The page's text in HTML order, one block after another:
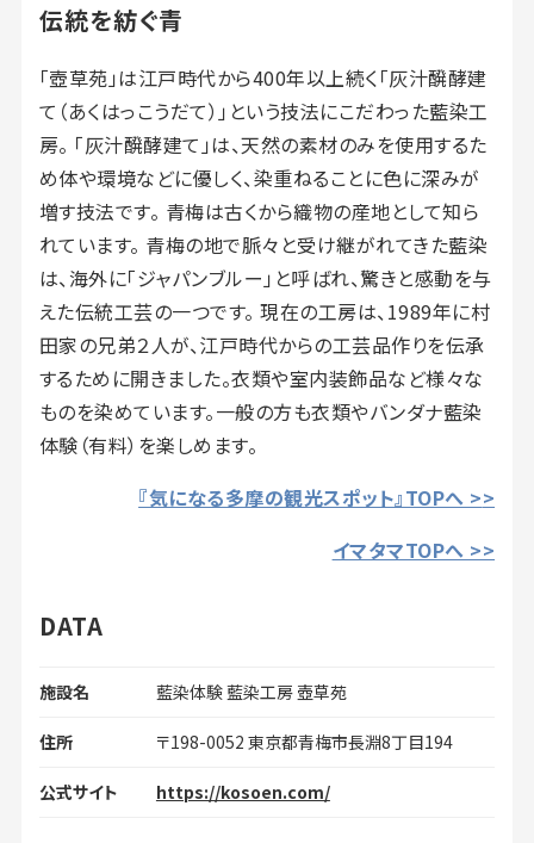
伝統を紡ぐ青
「壺草苑」は江戸時代から400年以上続く「灰汁醗酵建
て（あくはっこうだて）」という技法にこだわった藍染工
房。 「灰汁醗酵建て」は、天然の素材のみを使用するた
め体や環境などに優しく、染重ねることに色に深みが
増す技法です。 青梅は古くから織物の産地として知ら
れています。 青梅の地で脈々と受け継がれてきた藍染
は、海外に「ジャパンブルー」と呼ばれ、驚きと感動を与
えた伝統工芸の一つです。 現在の工房は、1989年に村
田家の兄弟２人が、江戸時代からの工芸品作りを伝承
するために開きました。衣類や室内装飾品など様々な
ものを染めています。一般の方も衣類やバンダナ藍染
体験（有料）を楽しめます。
『気になる多摩の観光スポット』TOPへ >>
イマタマTOPへ >>
DATA
施設名 藍染体験 藍染工房 壺草苑
住所 〒198-0052 東京都青梅市長淵8丁目194
公式サイト https://kosoen.com/